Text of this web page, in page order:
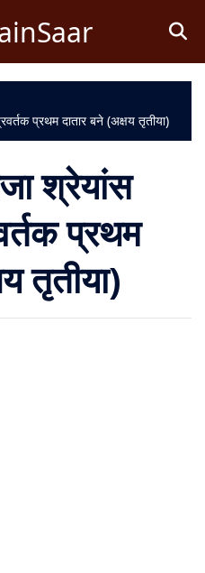
प्रथम दातार बने (अक्षय तृतीया)
श्रेयांस
प्रथम
तृतीया)